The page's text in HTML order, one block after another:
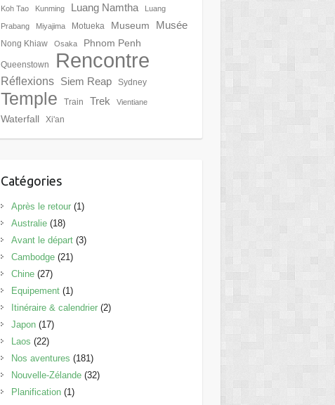
Koh Tao Kunming Luang Namtha Luang
Prabang Miyajima Motueka Museum Musée
Nong Khiaw Osaka Phnom Penh
Queenstown Rencontre
Réflexions Siem Reap Sydney
Temple Train Trek Vientiane
Waterfall Xi'an
Catégories
Après le retour(1)
Australie(18)
Avant le départ(3)
Cambodge(21)
Chine(27)
Equipement(1)
Itinéraire & calendrier(2)
Japon(17)
Laos (22)
Nos aventures (181)
Nouvelle-Zélande(32)
Planification(1)